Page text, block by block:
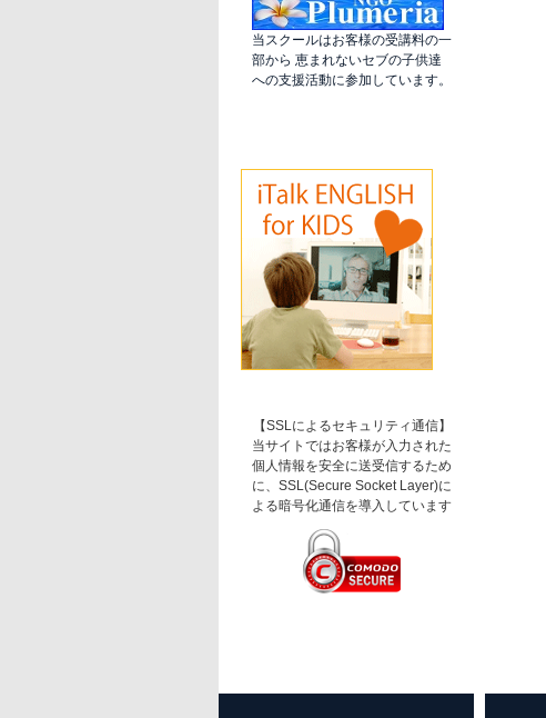
当スクールはお客様の受講料の一
部から 恵まれないセブの子供達
への支援活動に参加しています。
【SSLによるセキュリティ通信】
当サイトではお客様が入力された
個人情報を安全に送受信するため
に、SSL(Secure Socket Layer)に
よる暗号化通信を導入しています